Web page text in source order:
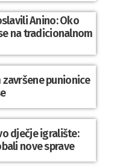
Anino: Oko
na tradicionalnom
punionice
dječje igralište:
nove sprave